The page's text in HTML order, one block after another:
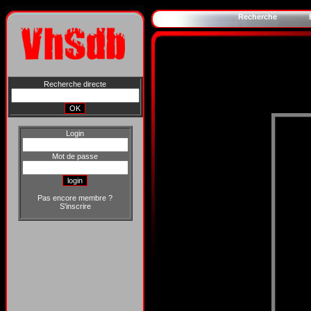
Recherche directe
Login
Mot de passe
Pas encore membre ?
S'inscrire
Recherche